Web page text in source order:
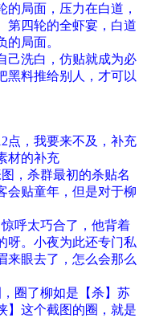
局面，压力在白道，
第四轮的全虾宴，白道
局面。
己洗白，仿贴就成为必
黑料推给别人，才可以
点，我要来不及，补充
材的补充
，杀群最初的杀贴名
会贴童年，但是对于柳
呼太巧合了，他背着
呀。小夜为此还专门私
来眼去了，怎么会那么
圈了柳如是【杀】苏
】这个截图的圈，就是